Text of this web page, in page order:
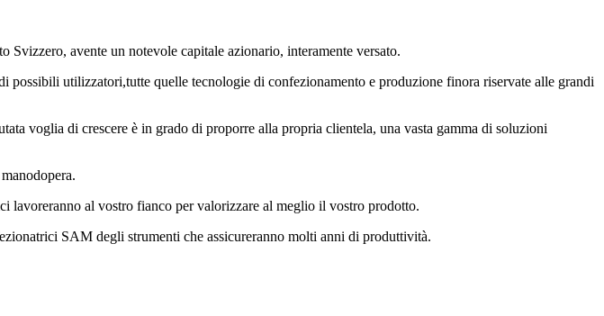
avente un notevole capitale azionario, interamente versato.
utilizzatori,tutte quelle tecnologie di confezionamento e produzione finora riservate alle grandi
voglia di crescere è in grado di proporre alla propria clientela, una vasta gamma di soluzioni
lavoreranno al vostro fianco per valorizzare al meglio il vostro prodotto.
SAM degli strumenti che assicureranno molti anni di produttività.